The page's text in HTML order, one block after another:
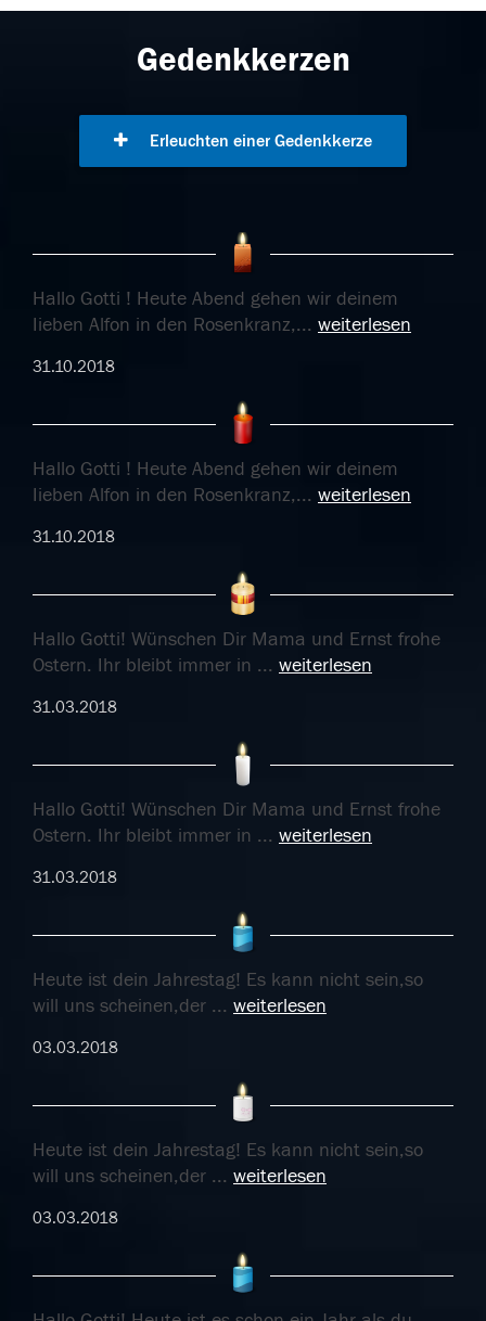
Gedenkkerzen
Erleuchten einer Gedenkkerze
Hallo Gotti ! Heute Abend gehen wir deinem
Iieben Alfon in den Rosenkranz,... weiterlesen
31.10.2018
Hallo Gotti ! Heute Abend gehen wir deinem
Iieben Alfon in den Rosenkranz,... weiterlesen
31.10.2018
Hallo Gotti! Wünschen Dir Mama und Ernst frohe
Ostern. Ihr bleibt immer in ... weiterlesen
31.03.2018
Hallo Gotti! Wünschen Dir Mama und Ernst frohe
Ostern. Ihr bleibt immer in ... weiterlesen
31.03.2018
Heute ist dein Jahrestag! Es kann nicht sein,so
will uns scheinen,der ... weiterlesen
03.03.2018
Heute ist dein Jahrestag! Es kann nicht sein,so
will uns scheinen,der ... weiterlesen
03.03.2018